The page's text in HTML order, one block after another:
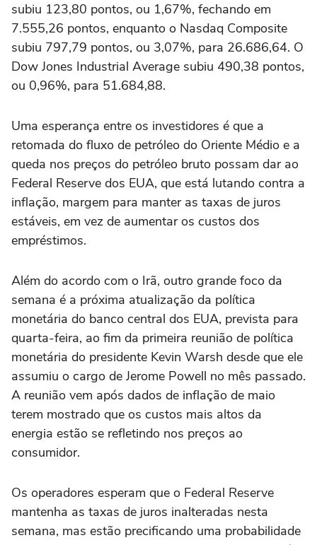
subiu 123,80 pontos, ou 1,67%, fechando em
7.555,26 pontos, ⁠enquanto o Nasdaq Composite
subiu 797,79 pontos, ou 3,07%, para 26.686,64. O
Dow Jones Industrial Average subiu 490,38 pontos,
ou 0,96%, para 51.684,88.
Uma esperança entre os investidores é que a
retomada do fluxo de petróleo do Oriente Médio e a
queda nos preços do petróleo bruto possam dar ao
Federal Reserve dos ‌EUA, que está lutando contra a
inflação, margem para manter as taxas de juros
estáveis, em vez de aumentar os custos dos
empréstimos.
Além do acordo com o Irã, outro ⁠grande foco da
semana é a próxima atualização da política
monetária do banco central dos EUA, prevista para
quarta-feira, ao fim da primeira reunião de política
monetária do presidente Kevin Warsh desde que ele
assumiu o cargo de Jerome Powell no mês passado.
A reunião vem após dados de inflação de maio
terem mostrado que os custos mais altos da
energia estão se refletindo nos preços ao
consumidor.
Os operadores esperam que o Federal Reserve
mantenha as taxas de juros inalteradas nesta
semana, mas estão precificando uma probabilidade